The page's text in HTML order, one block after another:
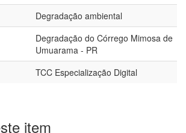
Degradação ambiental
Degradação do Córrego Mimosa de
Umuarama - PR
TCC Especialização Digital
item